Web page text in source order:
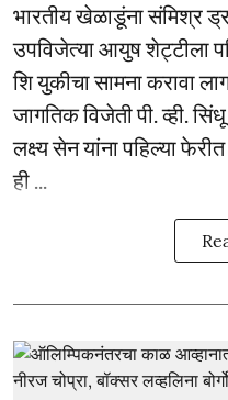
भारतीय खेळाडूंना संमिश्र
उपविजेत्या आयुष शेट्टीला
शि युकीचा सामना करावा
जागतिक विजेती पी. व्ही.
लक्ष्य सेन यांना पहिल्या
ही ...